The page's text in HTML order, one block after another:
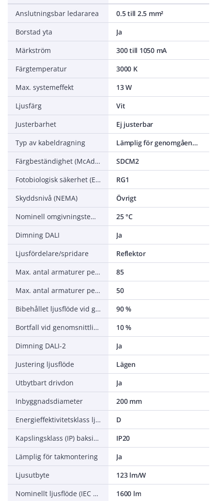
Anslutningsbar ledararea
0.5 till 2.5 mm²
Borstad yta
Ja
Märkström
300 till 1050 mA
Färgtemperatur
3000 K
Max. systemeffekt
13 W
Ljusfärg
Vit
Justerbarhet
Ej justerbar
Typ av kabeldragning
Lämplig för genomgående ledning
Färgbeständighet (McAdam ellipse)
SDCM2
Fotobiologisk säkerhet (EN 62471)
RG1
Skyddsnivå (NEMA)
Övrigt
Nominell omgivningstemperatur enligt IEC 62722-2-1
25 °C
Dimning DALI
Ja
Ljusfördelare/spridare
Reflektor
Max. antal armaturer per automatsäkring C16 (MCB)
85
Max. antal armaturer per automatsäkring B16 (MCB)
50
Bibehållet ljusflöde vid genomsnittlig livslängd 100 000 tim (25 °C omgivning)
90 %
Bortfall vid genomsnittlig livslängd 100 000 tim (25 °C omgivning)
10 %
Dimning DALI-2
Ja
Justering ljusflöde
Lägen
Utbytbart drivdon
Ja
Inbyggnadsdiameter
200 mm
Energieffektivitetsklass ljuskälla (EU 2019/2015)
D
Kapslingsklass (IP) baksida
IP20
Lämplig för takmontering
Ja
Ljusutbyte
123 lm/W
Nominellt ljusflöde (IEC 62722-2-1)
1600 lm